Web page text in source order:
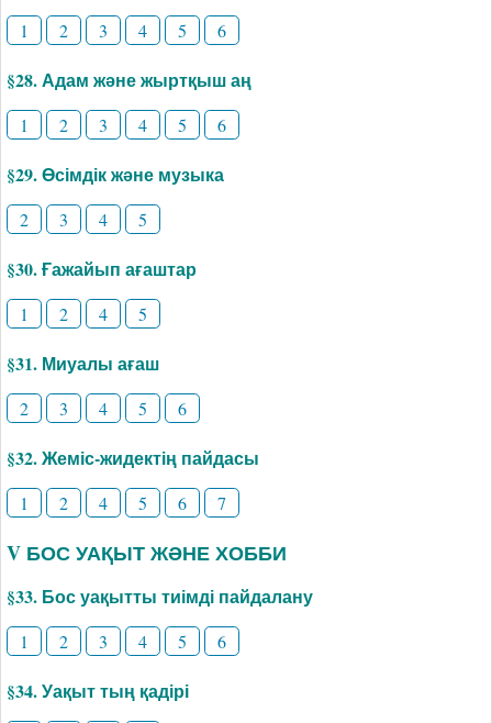
1 2 3 4 5 6
§28. Адам және жыртқыш аң
1 2 3 4 5 6
§29. Өсімдік және музыка
2 3 4 5
§30. Ғажайып ағаштар
1 2 4 5
§31. Миуалы ағаш
2 3 4 5 6
§32. Жеміс-жидектің пайдасы
1 2 4 5 6 7
V БОС УАҚЫТ ЖӘНЕ ХОББИ
§33. Бос уақытты тиімді пайдалану
1 2 3 4 5 6
§34. Уақыт тың қадірі